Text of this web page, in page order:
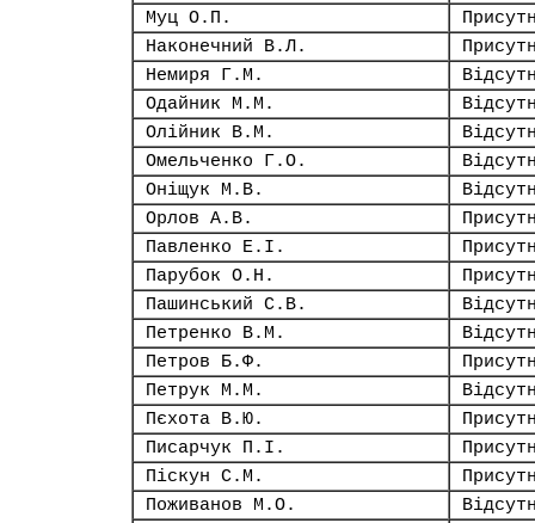
Муц О.П.
Наконечний В.Л.
Немиря Г.М.
Одайник М.М.
Олійник В.М.
Омельченко Г.О.
Оніщук М.В.
Орлов А.В.
Павленко Е.І.
Парубок О.Н.
Пашинський С.В.
Петренко В.М.
Петров Б.Ф.
Петрук М.М.
Пєхота В.Ю.
Писарчук П.І.
Піскун С.М.
Поживанов М.О.